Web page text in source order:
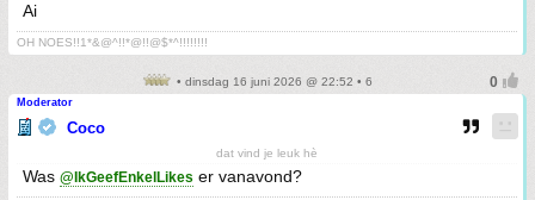
Ai
OH NOES!!1*&@^!!*@!!@$*^!!!!!!!!
• dinsdag 16 juni 2026 @ 22:52 • 6
Moderator
Coco
dat vind je leuk hè
Was @IkGeefEnkelLikes er vanavond?